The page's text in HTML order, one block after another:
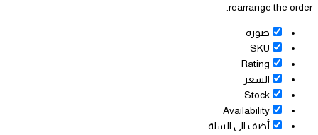
rearrange the order.
صورة
SKU
Rating
السعر
Stock
Availability
أضف الى السلة